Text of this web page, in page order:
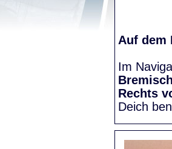
Auf dem
Im
Rechts
Deich